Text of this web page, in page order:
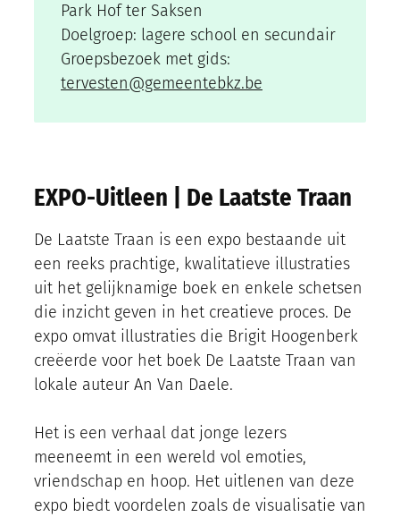
Park Hof ter Saksen
Doelgroep: lagere school en secundair
Groepsbezoek met gids:
tervesten@gemeentebkz.be
EXPO-Uitleen | De Laatste Traan
De Laatste Traan is een expo bestaande uit
een reeks prachtige, kwalitatieve illustraties
uit het gelijknamige boek en enkele schetsen
die inzicht geven in het creatieve proces. De
expo omvat illustraties die Brigit Hoogenberk
creëerde voor het boek De Laatste Traan van
lokale auteur An Van Daele.
Het is een verhaal dat jonge lezers
meeneemt in een wereld vol emoties,
vriendschap en hoop. Het uitlenen van deze
expo biedt voordelen zoals de visualisatie van